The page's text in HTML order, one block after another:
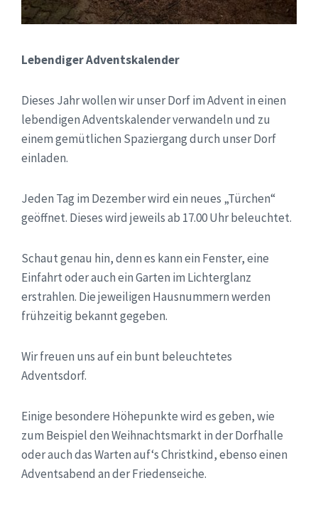
Lebendiger Adventskalender
Dieses Jahr wollen wir unser Dorf im Advent in einen
lebendigen Adventskalender verwandeln und zu
einem gemütlichen Spaziergang durch unser Dorf
einladen.
Jeden Tag im Dezember wird ein neues „Türchen“
geöffnet. Dieses wird jeweils ab 17.00 Uhr beleuchtet.
Schaut genau hin, denn es kann ein Fenster, eine
Einfahrt oder auch ein Garten im Lichterglanz
erstrahlen. Die jeweiligen Hausnummern werden
frühzeitig bekannt gegeben.
Wir freuen uns auf ein bunt beleuchtetes
Adventsdorf.
Einige besondere Höhepunkte wird es geben, wie
zum Beispiel den Weihnachtsmarkt in der Dorfhalle
oder auch das Warten auf‘s Christkind, ebenso einen
Adventsabend an der Friedenseiche.